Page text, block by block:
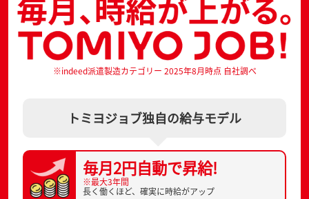
※indeed派遣製造カテゴリー 2025年8月時点 自社調べ
トミヨジョブ独自の給与モデル
毎月2円自動で昇給!
※最大3年間
長く働くほど、 確実に時給がアップ